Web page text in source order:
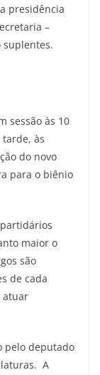
presidência
–
sessão às 10
às
do novo
para o biênio
maior o
são
de cada
atuar
pelo deputado
A